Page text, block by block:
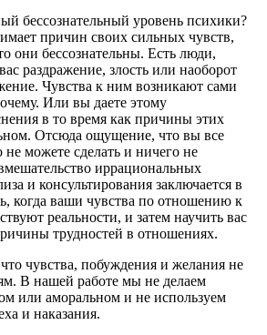
бессознательный уровень психики?
причин своих сильных чувств,
они бессознательны. Есть люди,
раздражение, злость или наоборот
Чувства к ним возникают сами
Или вы даете этому
в то время как причины этих
Отсюда ощущение, что вы все
можете сделать и ничего не
иррациональных
и консультирования заключается в
когда ваши чувства по отношению к
реальности, и затем научить вас
трудностей в отношениях.
чувства, побуждения и желания не
В нашей работе мы не делаем
или аморальном и не используем
и наказания.